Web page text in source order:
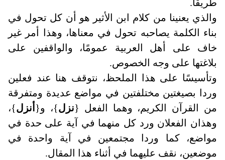
طريقًا.
والذي يعنينا من كلام ابن الأثير هو أن كل تحول في
بناء الكلمة يصاحبه تحول في معناها، وهذا أمر غير
خاف على أهل العربية عمومًا، والواقفين على
بلاغتها على وجه الخصوص.
وتأسيسًا على هذا الملحظ، نتوقف هنا عند فعلين
وردا بصيغتين مختلفتين في مواضع عديدة ومتفرقة
من القرآن الكريم، وهما الفعل {نزل}، و{ أنزل}،
وهذان الفعلان ورد كل منهما في آية على حدة في
مواضع، كما وردا مجتمعين في آية واحدة في
موضعين، نقف عليهما في أثناء هذا المقال.